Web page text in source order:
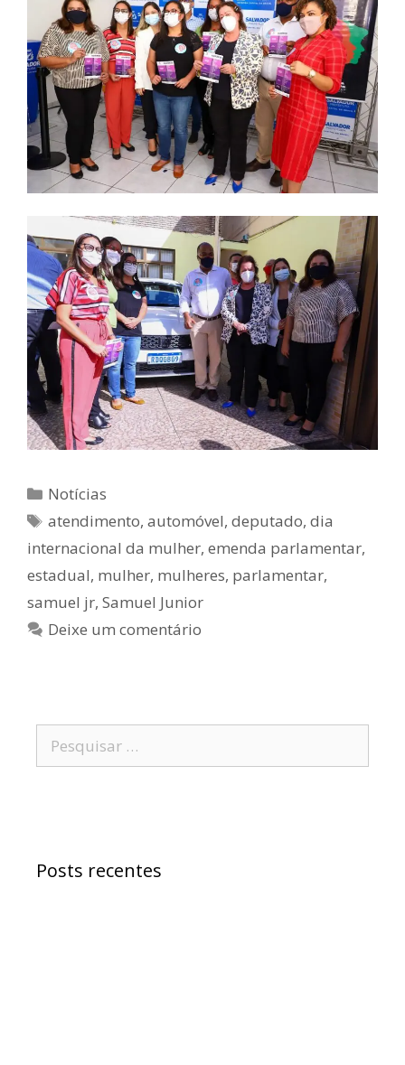
Notícias
atendimento,automóvel,deputado,dia
internacional da mulher, emenda parlamentar,
estadual, mulher, mulheres, parlamentar,
samuel jr, Samuel Junior
Deixe um comentário
Posts recentes